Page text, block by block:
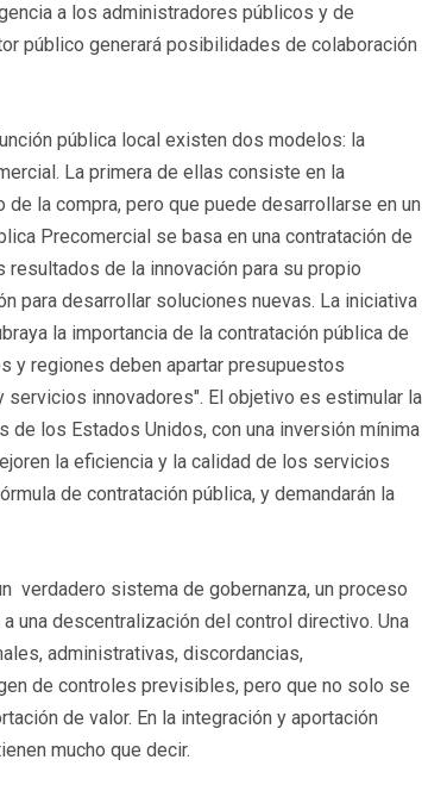
a los administradores públicos y de
público generará posibilidades de colaboración
pública local existen dos modelos: la
La primera de ellas consiste en la
la compra, pero que puede desarrollarse en un
Precomercial se basa en una contratación de
de la innovación para su propio
para desarrollar soluciones nuevas. La iniciativa
la importancia de la contratación pública de
y regiones deben apartar presupuestos
innovadores". El objetivo es estimular la
de los Estados Unidos, con una inversión mínima
la eficiencia y la calidad de los servicios
de contratación pública, y demandarán la
verdadero sistema de gobernanza, un proceso
una descentralización del control directivo. Una
administrativas, discordancias,
de controles previsibles, pero que no solo se
de valor. En la integración y aportación
mucho que decir.